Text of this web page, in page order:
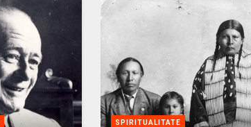
SPIRITUALITATE